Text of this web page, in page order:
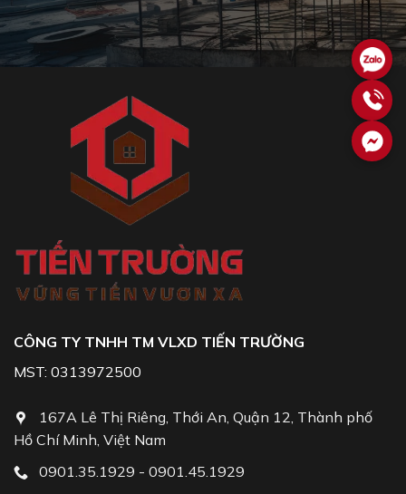
CÔNG TY TNHH TM VLXD TIẾN TRƯỜNG
MST: 0313972500
167A Lê Thị Riêng, Thới An, Quận 12, Thành phố
Hồ Chí Minh, Việt Nam
0901.35.1929 - 0901.45.1929